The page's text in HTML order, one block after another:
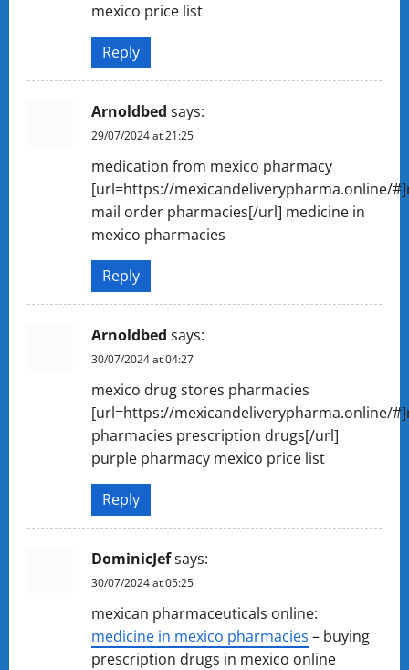
mexico price list
Reply
Arnoldbed says:
29/07/2024 at 21:25
medication from mexico pharmacy
[url=https://mexicandeliverypharma.online/
mail order pharmacies[/url] medicine in
mexico pharmacies
Reply
Arnoldbed says:
30/07/2024 at 04:27
mexico drug stores pharmacies
[url=https://mexicandeliverypharma.online/
pharmacies prescription drugs[/url]
purple pharmacy mexico price list
Reply
DominicJefsays:
30/07/2024 at 05:25
mexican pharmaceuticals online:
medicine in mexico pharmacies – buying
prescription drugs in mexico online